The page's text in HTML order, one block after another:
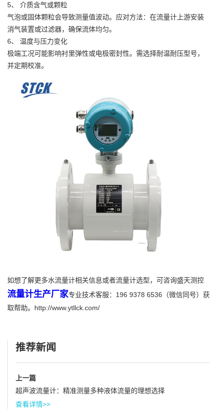
5、 介质含气或颗粒
气泡或固体颗粒会导致测量值波动。应对方法：在流量计上游安装
消气装置或过滤器，确保流体均匀。
6、 温度与压力变化
极端工况可能影响衬里弹性或电极密封性。需选择耐温耐压型号，
并定期校准。
如想了解更多水流量计相关信息或者流量计选型，可咨询盛天测控
流量计生产厂家专业技术客服：196 9378 6536（微信同号）获
取帮助。http://www.ytllck.com/
推荐新闻
上一篇
超声波流量计：精准测量多种液体流量的理想选择
查看详情>>